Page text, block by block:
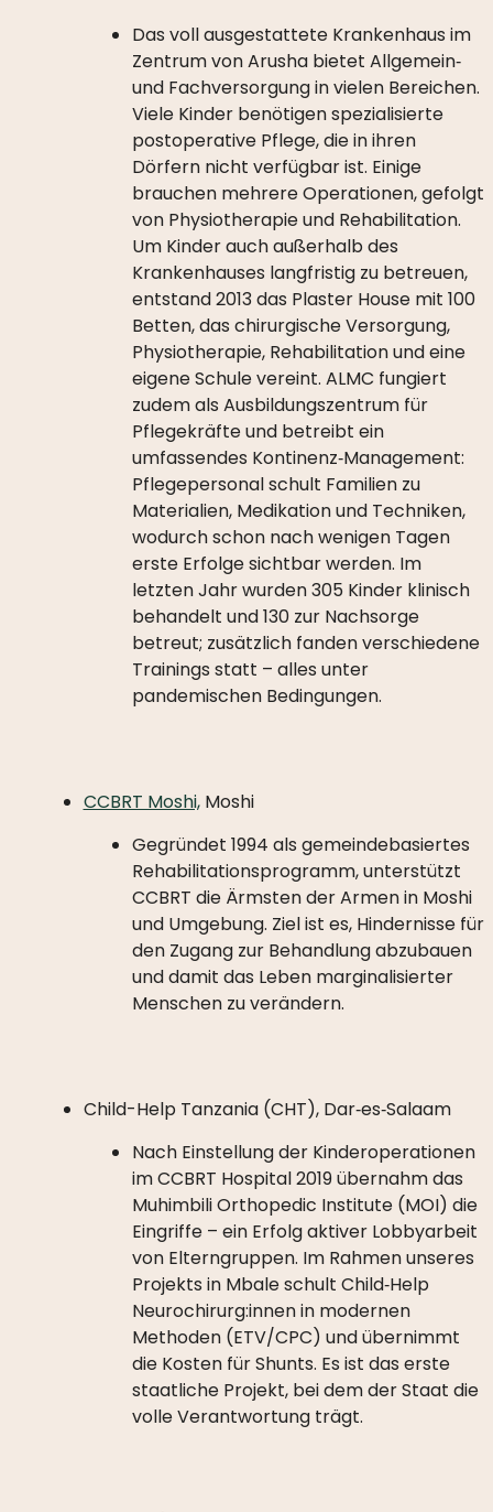
Das voll ausgestattete Krankenhaus im
Zentrum von Arusha bietet Allgemein‑
und Fachversorgung in vielen Bereichen.
Viele Kinder benötigen spezialisierte
postoperative Pflege, die in ihren
Dörfern nicht verfügbar ist. Einige
brauchen mehrere Operationen, gefolgt
von Physiotherapie und Rehabilitation.
Um Kinder auch außerhalb des
Krankenhauses langfristig zu betreuen,
entstand 2013 das Plaster House mit 100
Betten, das chirurgische Versorgung,
Physiotherapie, Rehabilitation und eine
eigene Schule vereint. ALMC fungiert
zudem als Ausbildungszentrum für
Pflegekräfte und betreibt ein
umfassendes Kontinenz‑Management:
Pflegepersonal schult Familien zu
Materialien, Medikation und Techniken,
wodurch schon nach wenigen Tagen
erste Erfolge sichtbar werden. Im
letzten Jahr wurden 305 Kinder klinisch
behandelt und 130 zur Nachsorge
betreut; zusätzlich fanden verschiedene
Trainings statt – alles unter
pandemischen Bedingungen.
CCBRT Moshi,Moshi
Gegründet 1994 als gemeindebasiertes
Rehabilitationsprogramm, unterstützt
CCBRT die Ärmsten der Armen in Moshi
und Umgebung. Ziel ist es, Hindernisse für
den Zugang zur Behandlung abzubauen
und damit das Leben marginalisierter
Menschen zu verändern.
Child-Help Tanzania (CHT), Dar‑es‑Salaam
Nach Einstellung der Kinderoperationen
im CCBRT Hospital 2019 übernahm das
Muhimbili Orthopedic Institute (MOI) die
Eingriffe – ein Erfolg aktiver Lobbyarbeit
von Elterngruppen. Im Rahmen unseres
Projekts in Mbale schult Child‑Help
Neurochirurg:innen in modernen
Methoden (ETV/CPC) und übernimmt
die Kosten für Shunts. Es ist das erste
staatliche Projekt, bei dem der Staat die
volle Verantwortung trägt.